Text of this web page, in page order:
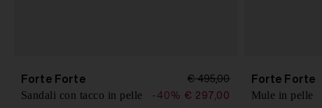
Forte Forte € 495,00
Sandali con tacco in pelle -40% € 297,00
Forte Forte
Mule in pelle